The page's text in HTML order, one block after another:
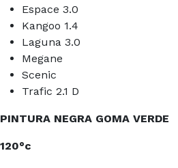
Espace 3.0
Kangoo 1.4
Laguna 3.0
Megane
Scenic
Trafic 2.1 D
PINTURA NEGRA GOMA VERDE
120°c